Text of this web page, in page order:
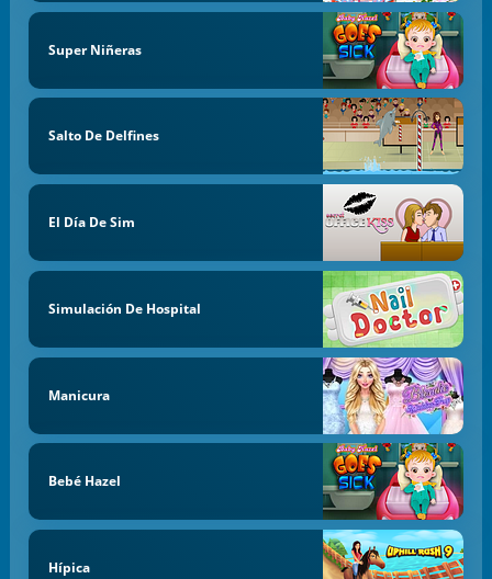
Super Niñeras
Salto De Delfines
El Día De Sim
Simulación De Hospital
Manicura
Bebé Hazel
Hípica